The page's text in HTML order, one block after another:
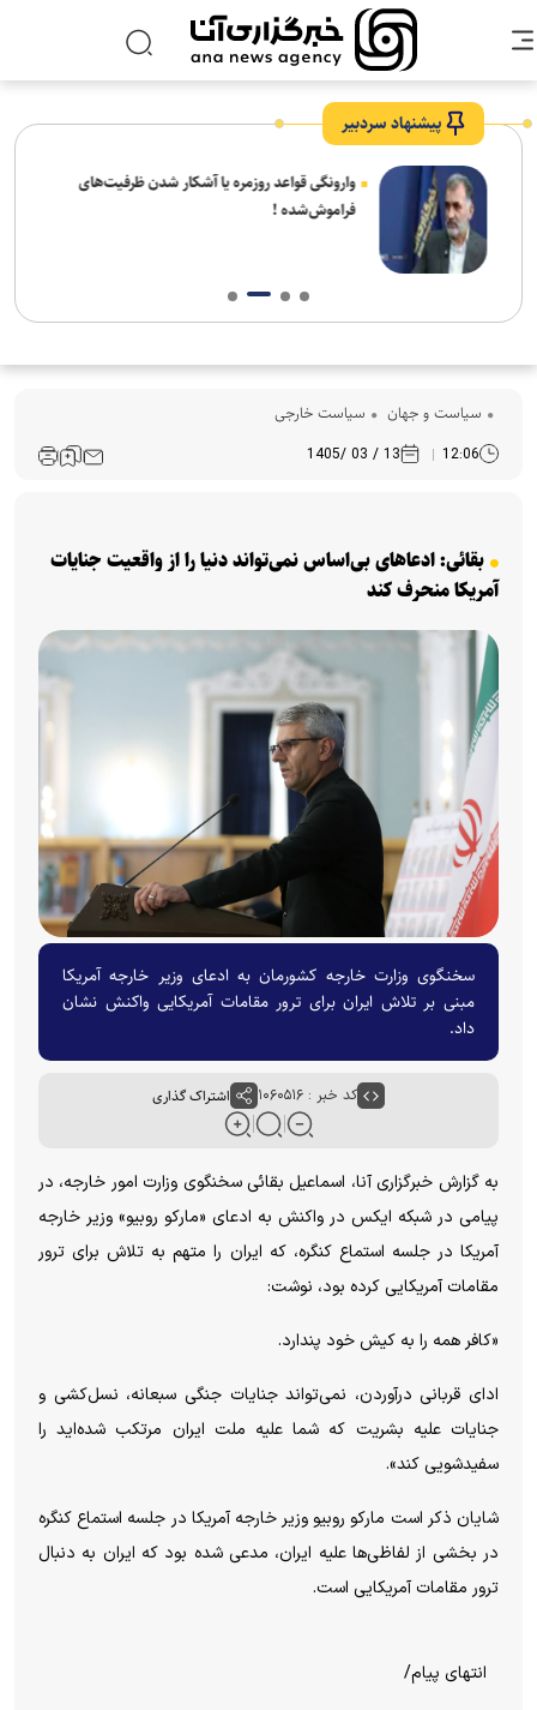
پیشنهاد سردبیر
وارونگی قواعد روزمره یا آشکار شدن ظرفیت‌های
فراموش‌شده !
سیاست و جهان سیاست خارجی
12:06
13 / 03 /1405
بقائی: ادعا‌های بی‌اساس نمی‌تواند دنیا را از واقعیت جنایات
آمریکا منحرف کند
سخنگوی وزارت خارجه کشورمان به ادعای وزیر خارجه آمریکا
مبنی بر تلاش ایران برای ترور مقامات آمریکایی واکنش نشان
داد.
کد خبر : ۱۰۶۰۵۱۶ اشتراک گذاری
به گزارش خبرگزاری آنا، اسماعیل بقائی سخنگوی وزارت امور خارجه، در
پیامی در شبکه ایکس در واکنش به ادعای «مارکو روبیو» وزیر خارجه
آمریکا در جلسه استماع کنگره، که ایران را متهم به تلاش برای ترور
مقامات آمریکایی کرده بود، نوشت:
«کافر همه را به کیش خود پندارد.
ادای قربانی درآوردن، نمی‌تواند جنایات جنگی سبعانه، نسل‌کشی و
جنایات علیه بشریت که شما علیه ملت ایران مرتکب شده‌اید را
سفیدشویی کند».
شایان ذکر است مارکو روبیو وزیر خارجه آمریکا در جلسه استماع کنگره
در بخشی از لفاظی‌ها علیه ایران، مدعی شده بود که ایران به دنبال
ترور مقامات آمریکایی است.
انتهای پیام/